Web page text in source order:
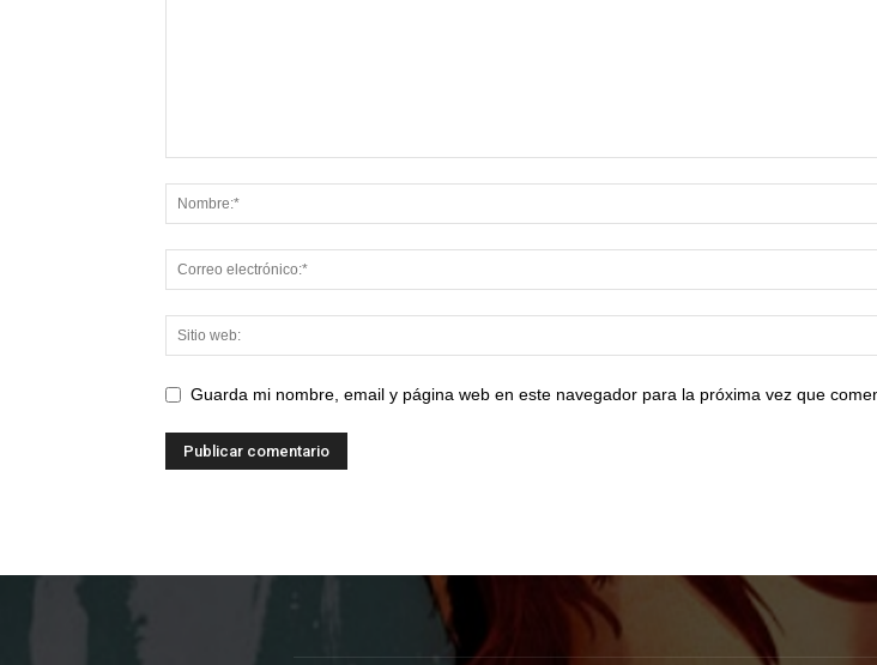
Guarda mi nombre, email y página web en este navegador para la próxima vez que